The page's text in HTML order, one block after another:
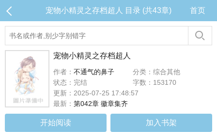
宠物小精灵之存档超人 目录 (共43章) 首页
宠物小精灵之存档超人
作者： 不通气的鼻子
分类：综合其他
状态：完结
字数：153170
更新：2025-07-25 17:48:57
最新： 第042章 徽章集齐
开始阅读 加入书架